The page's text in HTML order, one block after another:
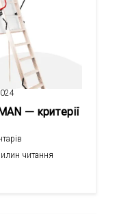
— критерії
читання